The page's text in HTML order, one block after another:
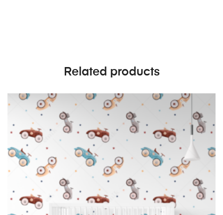
Related products